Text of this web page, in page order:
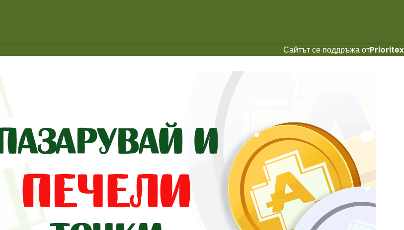
Сайтът се поддръжа отPrioritex